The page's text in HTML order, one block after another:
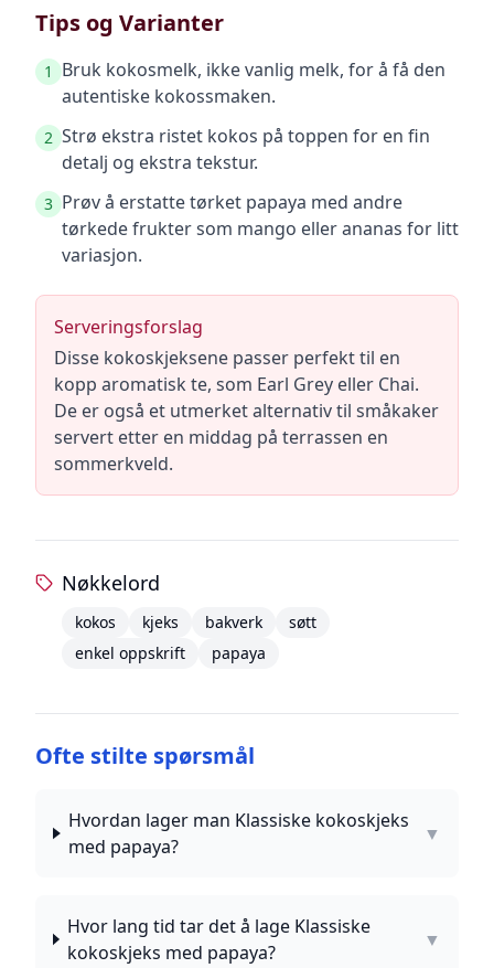
Tips og Varianter
1
Bruk kokosmelk, ikke vanlig melk, for å få den
autentiske kokossmaken.
2 Strø ekstra ristet kokos på toppen for en fin
detalj og ekstra tekstur.
3 Prøv å erstatte tørket papaya med andre
tørkede frukter som mango eller ananas for litt
variasjon.
Serveringsforslag
Disse kokoskjeksene passer perfekt til en
kopp aromatisk te, som Earl Grey eller Chai.
De er også et utmerket alternativ til småkaker
servert etter en middag på terrassen en
sommerkveld.
Nøkkelord
kokos kjeks bakverk
søtt
enkel oppskrift
papaya
Ofte stilte spørsmål
Hvordan lager man Klassiske kokoskjeks
med papaya?
▼
Hvor lang tid tar det å lage Klassiske
kokoskjeks med papaya?
▼